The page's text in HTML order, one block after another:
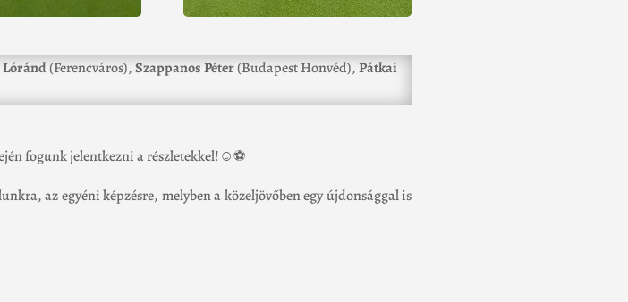
Lóránd(Ferencváros),Szappanos Péter(Budapest Honvéd),Pátkai
fogunk jelentkezni a részletekkel!☺️⚽️
az egyéni képzésre, melyben a közeljövőben egy újdonsággal is